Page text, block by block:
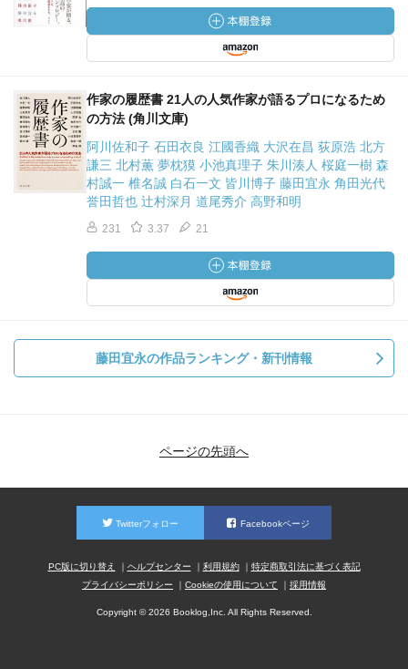
作家の履歴書 21人の人気作家が語るプロになるため
の方法 (角川文庫)
阿川佐和子 石田衣良 江國香織 大沢在昌 荻原浩 北方
謙三 北村薫 夢枕獏 小池真理子 朱川湊人 桜庭一樹 森
村誠一 椎名誠 白石一文 皆川博子 藤田宜永 角田光代
誉田哲也 辻村深月 道尾秀介 高野和明
231 3.37 21
藤田宜永の作品ランキング・新刊情報
ページの先頭へ
Twitterフォロー Facebookページ
PC版に切り替え ヘルプセンター 利用規約
特定商取引法に基づく表記
プライバシーポリシー
Cookieの使用について 採用情報
Copyright © 2026 Booklog,Inc. All Rights Reserved.